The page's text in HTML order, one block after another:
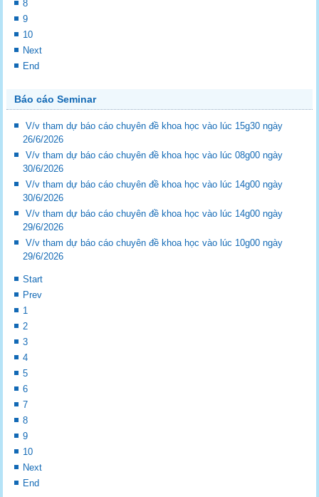
8
9
10
Next
End
Báo cáo Seminar
V/v tham dự báo cáo chuyên đề khoa học vào lúc 15g30 ngày
26/6/2026
V/v tham dự báo cáo chuyên đề khoa học vào lúc 08g00 ngày
30/6/2026
V/v tham dự báo cáo chuyên đề khoa học vào lúc 14g00 ngày
30/6/2026
V/v tham dự báo cáo chuyên đề khoa học vào lúc 14g00 ngày
29/6/2026
V/v tham dự báo cáo chuyên đề khoa học vào lúc 10g00 ngày
29/6/2026
Start
Prev
1
2
3
4
5
6
7
8
9
10
Next
End